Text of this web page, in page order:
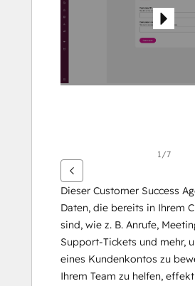
anzuzeigen
1/7
Dieser Customer Success
Daten, die bereits in Ihrem
sind, wie z. B. Anrufe,
Support-Tickets und mehr,
eines Kundenkontos zu
Ihrem Team zu helfen,